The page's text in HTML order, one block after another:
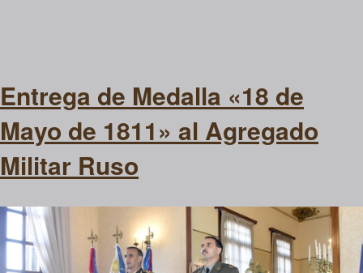
Entrega de Medalla «18 de
Mayo de 1811» al Agregado
Militar Ruso